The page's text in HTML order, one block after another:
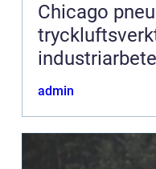
Chicago
industriarbete
admin